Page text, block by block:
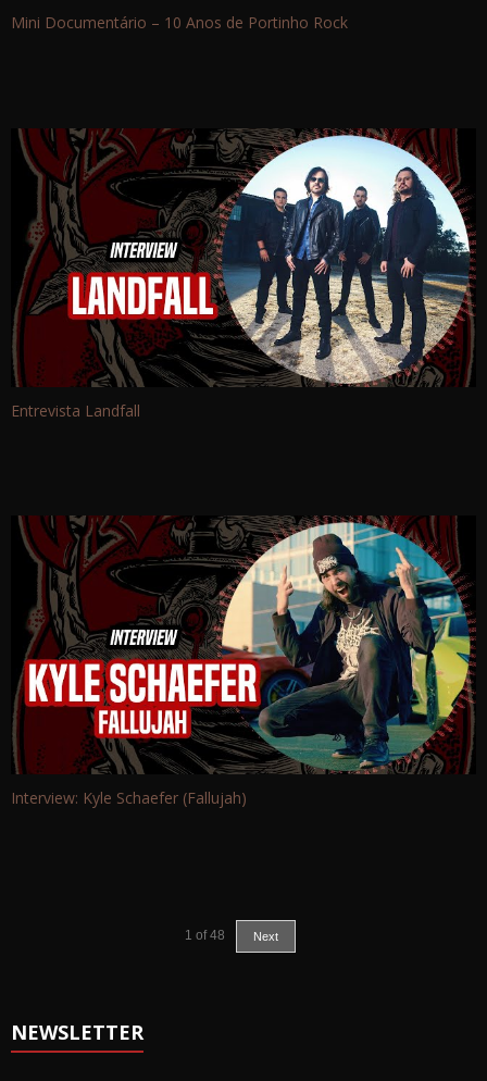
Mini Documentário – 10 Anos de Portinho Rock
Entrevista Landfall
Interview: Kyle Schaefer (Fallujah)
1 of 48 Next
NEWSLETTER